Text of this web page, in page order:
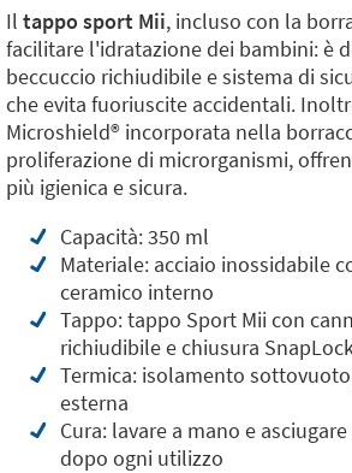
Il tappo sport Mii, incluso con la
facilitare l'idratazione dei bambini: è
beccuccio richiudibile e sistema di
che evita fuoriuscite accidentali.
Microshield®️ incorporata nella
proliferazione di microrganismi,
più igienica e sicura.
Capacità: 350 ml
Materiale: acciaio inossidabile
ceramico interno
Tappo: tappo Sport Mii con
richiudibile e chiusura
Termica: isolamento
esterna
Cura: lavare a mano e
dopo ogni utilizzo